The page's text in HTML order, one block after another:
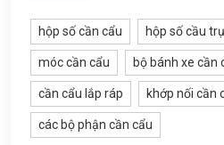
hộp số cần cẩu hộp số cầu
móc cần cẩu bộ bánh xe cần
cần cẩu lắp ráp khớp nối cần
các bộ phận cần cẩu